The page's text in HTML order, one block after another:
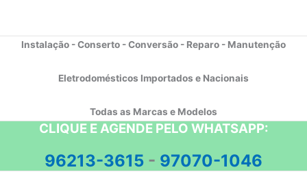
Instalação - Conserto - Conversão - Reparo - Manutenção
Eletrodomésticos Importados e Nacionais
Todas as Marcas e Modelos
CLIQUE E AGENDE PELO WHATSAPP:
96213-3615 - 97070-1046